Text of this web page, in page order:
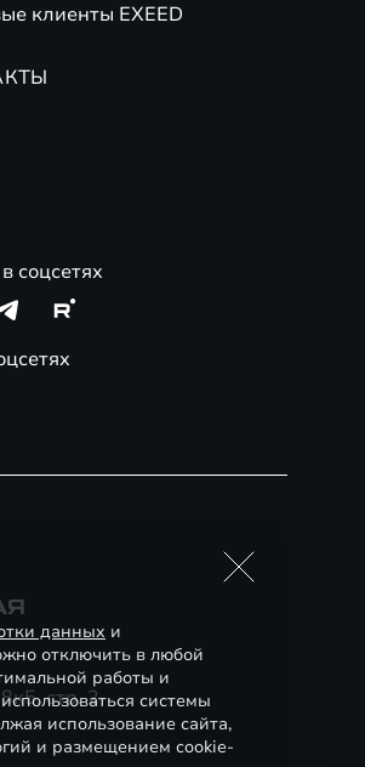
клиенты EXEED
соцсетях
стр. 2
данных и
отключить в любой
работы и
системы
использование сайта,
и размещением cookie-